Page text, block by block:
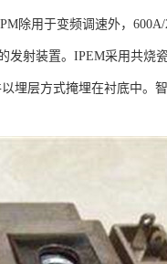
除用于变频调速外，
发射装置。IPEM采用共烧
埋层方式掩埋在衬底中。